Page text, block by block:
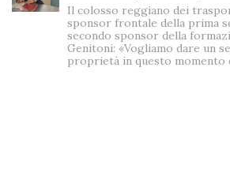
Il colosso reggiano dei
sponsor frontale della prima
secondo sponsor della
Genitoni: «Vogliamo dare un
proprietà in questo momento